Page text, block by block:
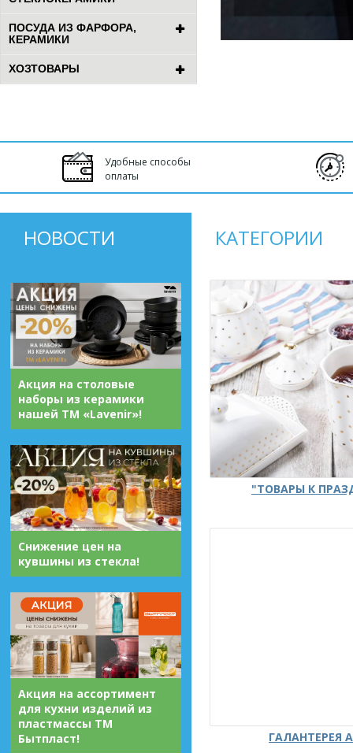
ПОСУДА ИЗ ФАРФОРА,
КЕРАМИКИ
ХОЗТОВАРЫ
Удобные способы
оплаты
НОВОСТИ
Акция на столовые
наборы из керамики
нашей ТМ «Lavenir»!
Снижение цен на
кувшины из стекла!
Акция на ассортимент
для кухни изделий из
пластмассы ТМ
Бытпласт!
КАТЕГОРИИ
"ТОВАРЫ К
ГАЛАНТЕРЕЯ